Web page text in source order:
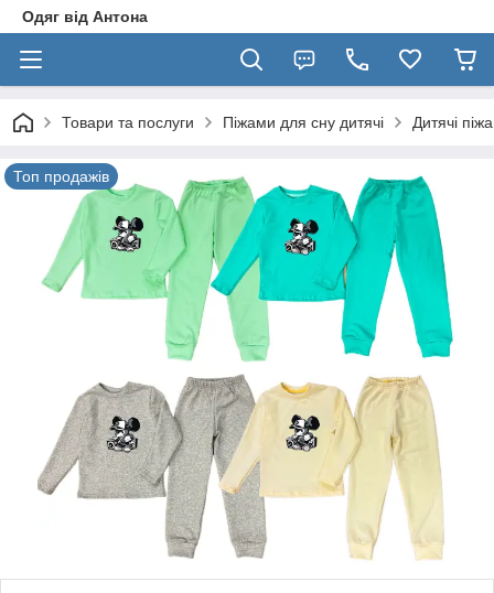
Одяг від Антона
Товари та послуги Піжами для сну дитячі Дитячі
Топ продажів